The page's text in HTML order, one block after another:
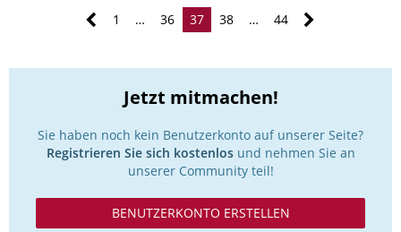
1 … 36 37 38 … 44
Jetzt mitmachen!
Sie haben noch kein Benutzerkonto auf unserer Seite?
Registrieren Sie sich kostenlosund nehmen Sie an
unserer Community teil!
BENUTZERKONTO ERSTELLEN